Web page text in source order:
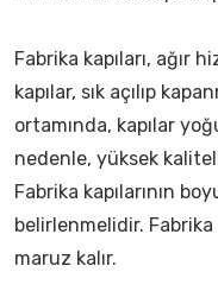
Fabrika kapıları, ağır
kapılar, sık açılıp
ortamında, kapılar
nedenle, yüksek
Fabrika kapılarının
belirlenmelidir. Fabrika
maruz kalır.